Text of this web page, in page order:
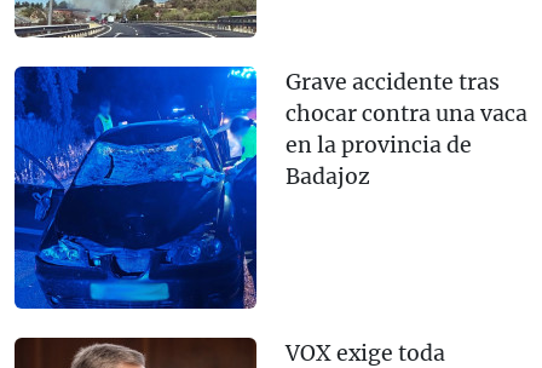
Grave accidente tras
chocar contra una vaca
en la provincia de
Badajoz
VOX exige toda